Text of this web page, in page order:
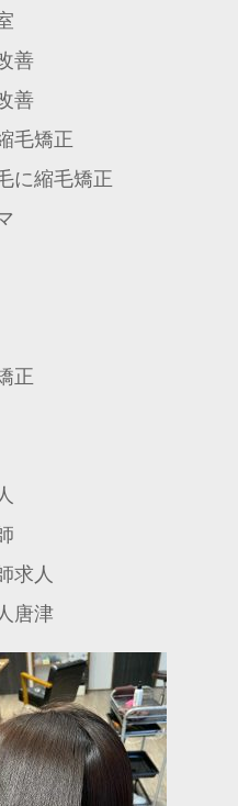
善
善
毛矯正
に縮毛矯正
正
求人
唐津